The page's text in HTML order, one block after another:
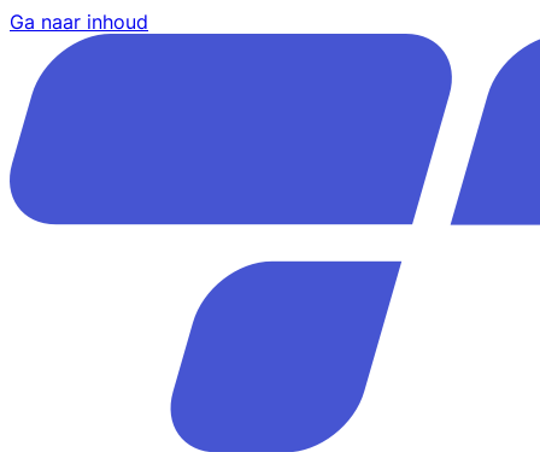
Ga naar inhoud